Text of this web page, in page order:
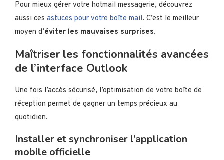
Pour mieux gérer votre hotmail messagerie, découvrez
aussi ces astuces pour votre boîte mail. C’est le meilleur
moyen d’éviter les mauvaises surprises.
Maîtriser les fonctionnalités avancées
de l’interface Outlook
Une fois l’accès sécurisé, l’optimisation de votre boîte de
réception permet de gagner un temps précieux au
quotidien.
Installer et synchroniser l’application
mobile officielle